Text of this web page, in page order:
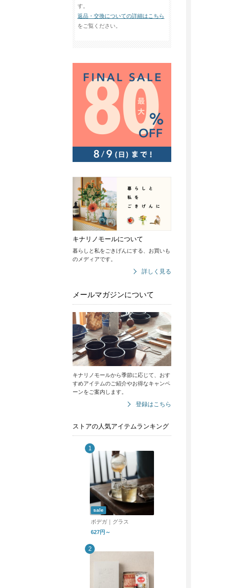
す。
返品・交換についての詳細はこちら
をご覧ください。
キナリノモールについて
暮らしと私をごきげんにする、お買いも
のメディアです。
詳しく見る
メールマガジンについて
キナリノモールから季節に応じて、おす
すめアイテムのご紹介やお得なキャンペ
ーンをご案内します。
登録はこちら
ストアの人気アイテムランキング
sale
ボデガ｜グラス
627円～